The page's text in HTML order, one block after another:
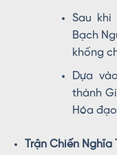
Sau khi
Bạch
khống
Dựa
thành
Hóa
Trận Chiến Nghĩa